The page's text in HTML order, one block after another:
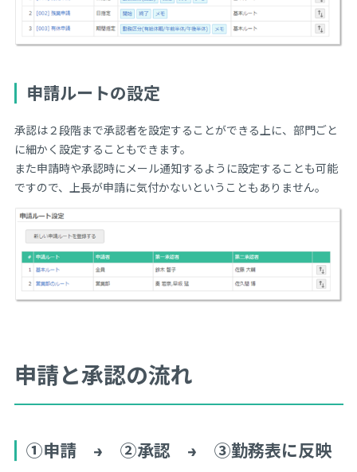
申請ルートの設定
承認は２段階まで承認者を設定することができる上に、部門ごと
に細かく設定することもできます。
また申請時や承認時にメール通知するように設定することも可能
ですので、上長が申請に気付かないということもありません。
申請と承認の流れ
①申請 → ②承認 → ③勤務表に反映